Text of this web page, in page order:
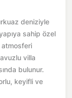
deniziyle
sahip özel
atmosferi
villa
bulunur.
keyifli ve